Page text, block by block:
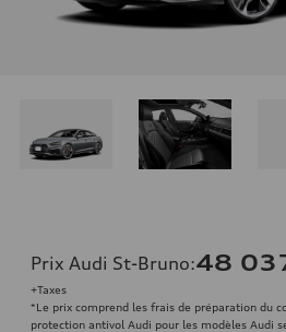
Prix Audi St-Bruno:48
+Taxes
*Le prix comprend les frais de préparation du
protection antivol Audi pour les modèles Audi